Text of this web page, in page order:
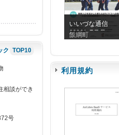
ク TOP10
相談ができ
号
いいづな通信
2026年7月号
飯綱町
利用規約